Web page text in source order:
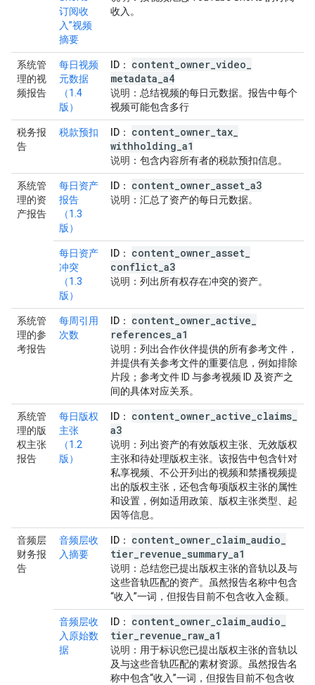
订阅收
入”视频
摘要
收入。
系统管
理的视
频报告
每日视频
元数据
（1.4
版）
ID ： content owner video
metadata a4
说明 ：总结视频的每日元数据。报告中每个
视频可能包含多行
税务报
告
税款预扣 ID ： content owner tax
withholding a1
说明 ：包含内容所有者的税款预扣信息。
系统管
理的资
产报告
每日资产
报告
（1.3
版）
ID ： content owner asset a3
说明 ：汇总了资产的每日元数据。
每日资产
冲突
（1.3
版）
ID ： content owner asset
conflict a3
说明 ：列出所有权存在冲突的资产。
系统管
理的参
考报告
每周引用
次数
ID ： content owner active
references a1
说明 ：列出合作伙伴提供的所有参考文件，
并提供有关参考文件的重要信息，例如排除
片段；参考文件 ID 与参考视频 ID 及资产之
间的具体对应关系。
系统管
理的版
权主张
报告
每日版权
主张
（1.2
版）
ID ： content owner active claims
a3
说明 ：列出资产的有效版权主张、无效版权
主张和待处理版权主张。该报告中包含针对
私享视频、不公开列出的视频和禁播视频提
出的版权主张，还包含每项版权主张的属性
和设置，例如适用政策、版权主张类型、起
因等信息。
音频层
财务报
告
音频层收
入摘要
ID ： content owner claim audio
tier revenue summary a1
说明 ：总结您已提出版权主张的音轨以及与
这些音轨匹配的资产。虽然报告名称中包含
“收入”一词，但报告目前不包含收入金额。
音频层收
入原始数
据
ID ： content owner claim audio
tier revenue raw a1
说明 ：用于标识您已提出版权主张的音轨以
及与这些音轨匹配的素材资源。虽然报告名
称中包含“收入”一词，但报告目前不包含收